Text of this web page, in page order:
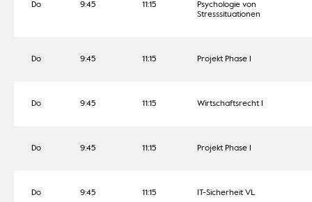
Do 9:45 11:15
Psychologie von
Stresssituationen
Do 9:45 11:15 Projekt Phase I
Do 9:45 11:15 Wirtschaftsrecht I
Do 9:45 11:15 Projekt Phase I
Do 9:45 11:15 IT-Sicherheit VL